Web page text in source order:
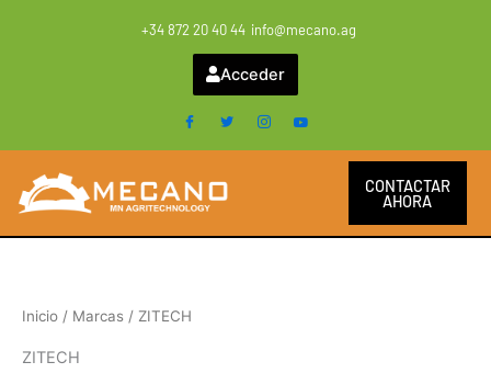
+34 872 20 40 44 info@mecano.ag
Acceder
CONTACTAR
AHORA
Inicio / Marcas / ZITECH
ZITECH